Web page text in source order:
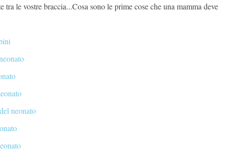
tra le vostre braccia...Cosa sono le prime cose che una mamma deve
neonato